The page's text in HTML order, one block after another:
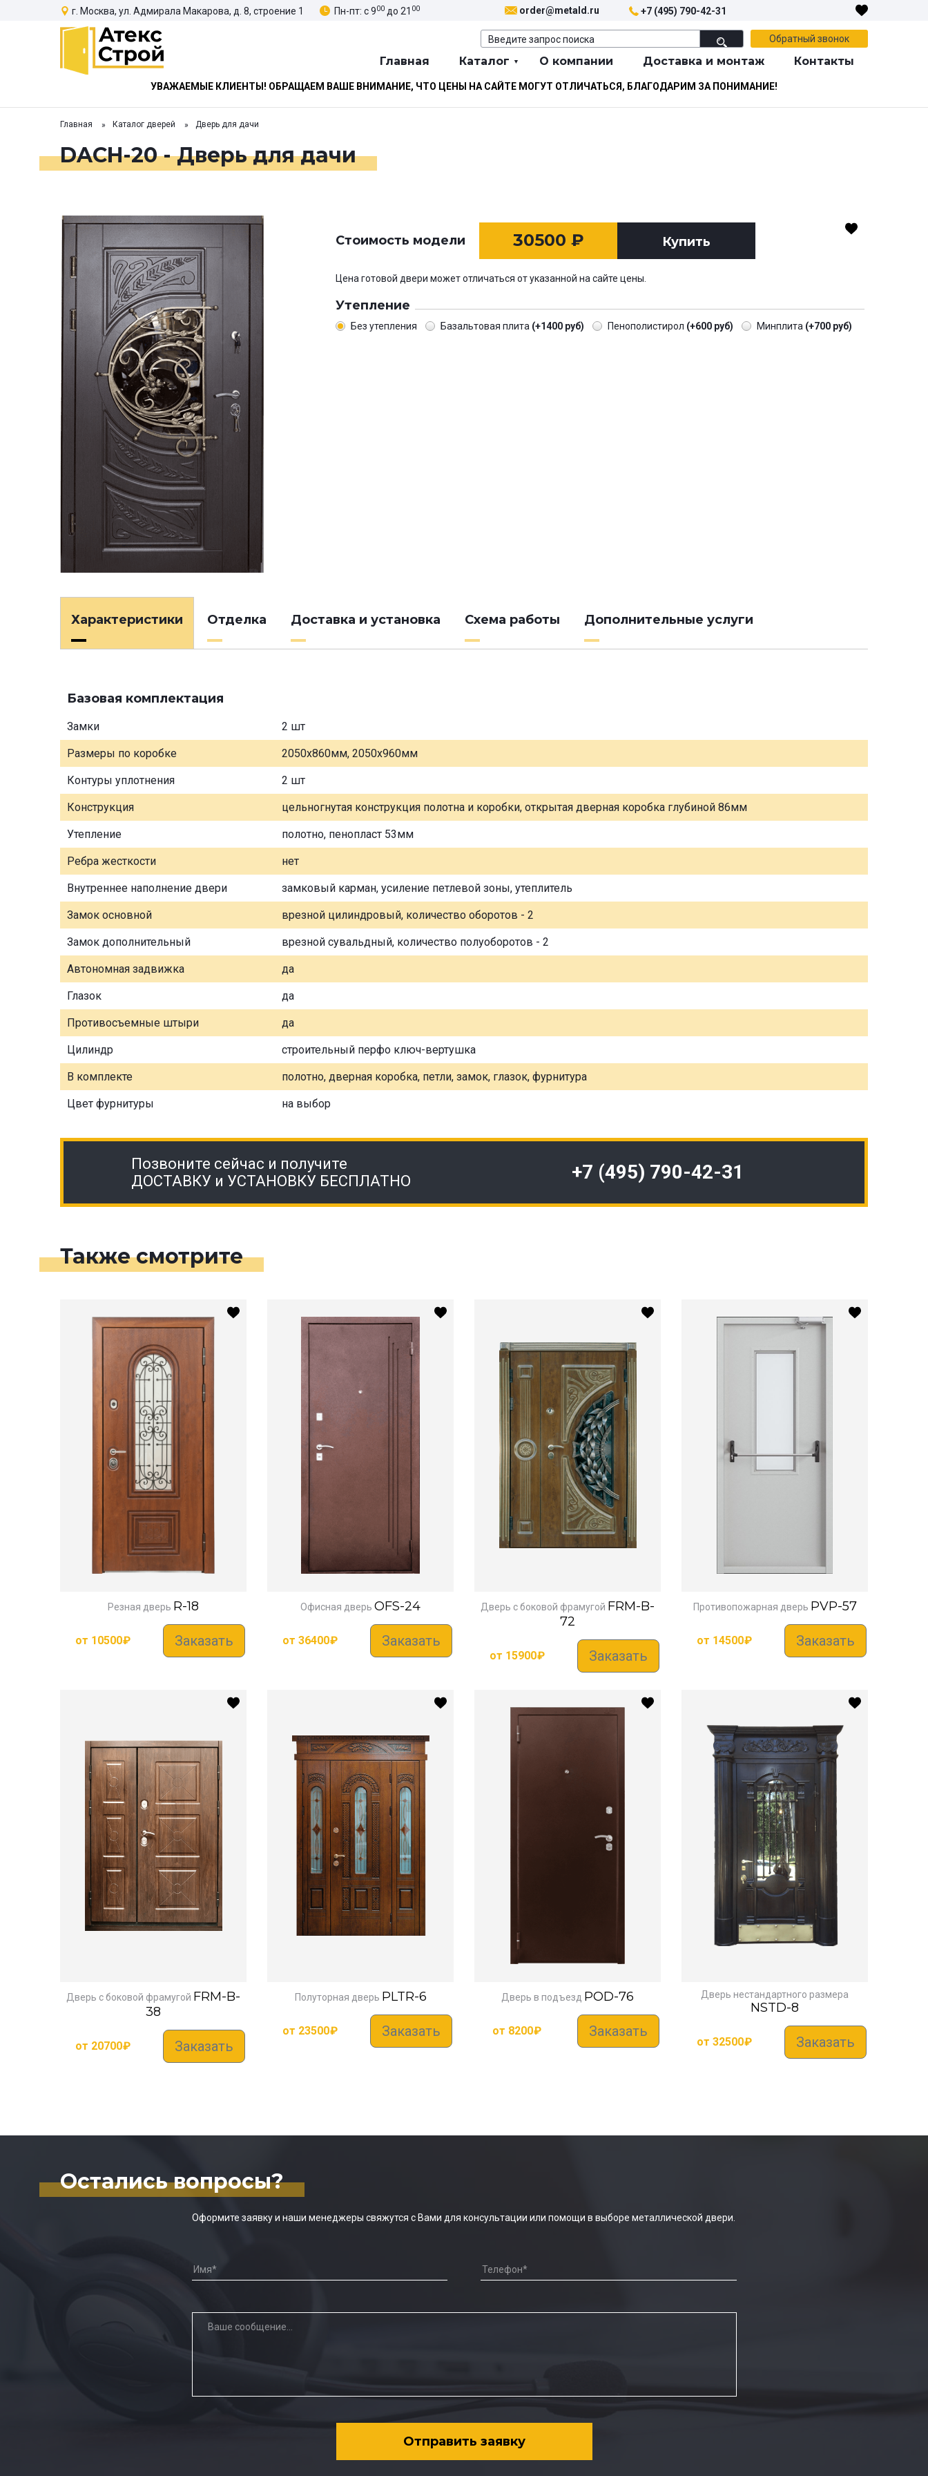
г. Москва, ул. Адмирала Макарова, д. 8, строение 1 Пн-пт: с 900 до 21 00 order@metald.ru +7 (495) 790-42-31
Обратный звонок
Главная Каталог О компании Доставка и монтаж Контакты
УВАЖАЕМЫЕ КЛИЕНТЫ! ОБРАЩАЕМ ВАШЕ ВНИМАНИЕ, ЧТО ЦЕНЫ НА САЙТЕ МОГУТ ОТЛИЧАТЬСЯ, БЛАГОДАРИМ ЗА ПОНИМАНИЕ!
Главная Каталог дверей Дверь для дачи
DACH-20 - Дверь для дачи
Стоимость модели 30500 ₽ Купить
Цена готовой двери может отличаться от указанной на сайте цены.
Утепление
Без утепления Базальтовая плита (+1400 руб) Пенополистирол (+600 руб) Минплита (+700 руб)
Характеристики Отделка Доставка и установка Схема работы Дополнительные услуги
Базовая комплектация
Замки 2 шт
Размеры по коробке 2050х860мм, 2050х960мм
Контуры уплотнения 2 шт
Конструкция цельногнутая конструкция полотна и коробки, открытая дверная коробка глубиной 86мм
Утепление полотно, пенопласт 53мм
Ребра жесткости нет
Внутреннее наполнение двери замковый карман, усиление петлевой зоны, утеплитель
Замок основной врезной цилиндровый, количество оборотов - 2
Замок дополнительный врезной сувальдный, количество полуоборотов - 2
Автономная задвижка да
Глазок да
Противосъемные штыри да
Цилиндр строительный перфо ключ-вертушка
В комплекте полотно, дверная коробка, петли, замок, глазок, фурнитура
Цвет фурнитуры на выбор
Позвоните сейчас и получите
ДОСТАВКУ и УСТАНОВКУ БЕСПЛАТНО
+7 (495) 790-42-31
Также смотрите
Резная дверь R-18
от 10500₽ Заказать
Офисная дверь OFS-24
от 36400₽ Заказать
Дверь с боковой фрамугой FRM-B-
72
от 15900₽ Заказать
Противопожарная дверь PVP-57
от 14500₽ Заказать
Дверь с боковой фрамугой FRM-B-
38
от 20700₽ Заказать
Полуторная дверь PLTR-6
от 23500₽ Заказать
Дверь в подъезд POD-76
от 8200₽ Заказать
Дверь нестандартного размера
NSTD-8
от 32500₽ Заказать
Остались вопросы?
Оформите заявку и наши менеджеры свяжутся с Вами для консультации или помощи в выборе металлической двери.
Отправить заявку